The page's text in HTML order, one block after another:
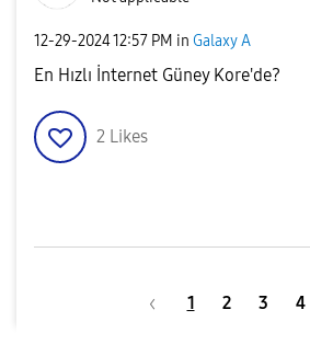
‎12-29-202412:57 PM in Galaxy A
En Hızlı İnternet Güney Kore'de?
2 Likes
1 2 3 4